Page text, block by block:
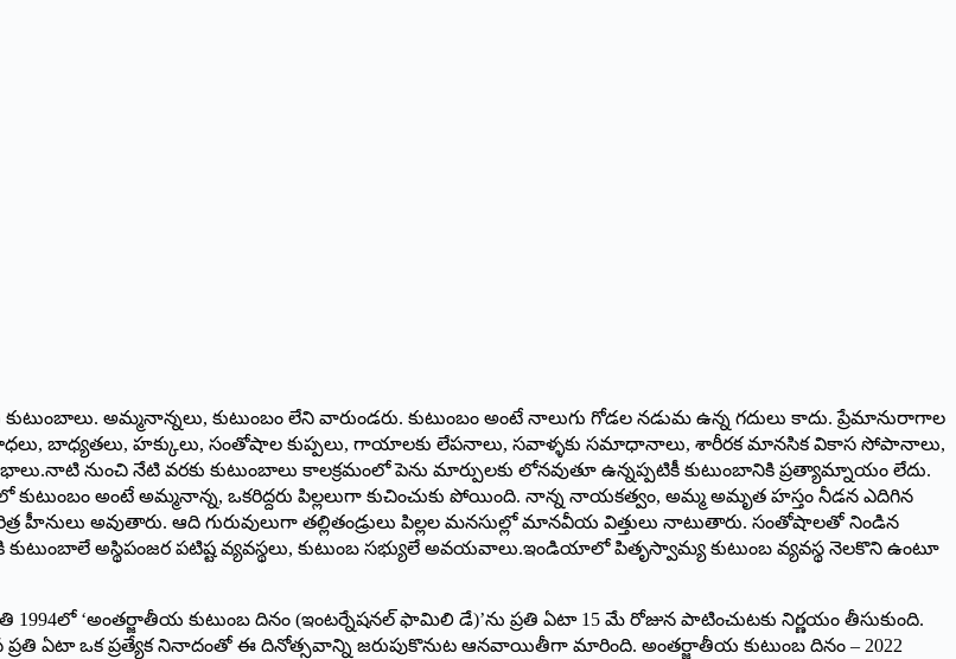
అమ్మనాన్నలు, కుటుంబం లేని వారుండరు. కుటుంబం అంటే నాలుగు గోడల నడుమ ఉన్న గదులు కాదు. ప్రేమానురాగాల
బాధలు, బాధ్యతలు, హక్కులు, సంతోషాల కుప్పలు, గాయాలకు లేపనాలు, సవాళ్ళకు సమాధానాలు, శారీరక మానసిక వికాస సోపానాలు,
నుంచి నేటి వరకు కుటుంబాలు కాలక్రమంలో పెను మార్పులకు లోనవుతూ ఉన్నప్పటికీ కుటుంబానికి ప్రత్యామ్నాయం లేదు.
అంటే అమ్మనాన్న, ఒకరిద్దరు పిల్లలుగా కుచించుకు పోయింది. నాన్న నాయకత్వం, అమ్మ అమృత హస్తం నీడన ఎదిగిన
హీనులు అవుతారు. ఆది గురువులుగా తల్లితండ్రులు పిల్లల మనసుల్లో మానవీయ విత్తులు నాటుతారు. సంతోషాలతో నిండిన
అస్థిపంజర పటిష్ట వ్యవస్థలు, కుటుంబ సభ్యులే అవయవాలు.ఇండియాలో పితృస్వామ్య కుటుంబ వ్యవస్థ నెలకొని ఉంటూ
‘అంతర్జాతీయ కుటుంబ దినం (ఇంటర్నేషనల్‌ ‌ఫామిలి డే)’ను ప్రతి ఏటా 15 మే రోజున పాటించుటకు నిర్ణయం తీసుకుంది.
ఏటా ఒక ప్రత్యేక నినాదంతో ఈ దినోత్సవాన్ని జరుపుకొనుట ఆనవాయితీగా మారింది. అంతర్జాతీయ కుటుంబ దినం – 2022